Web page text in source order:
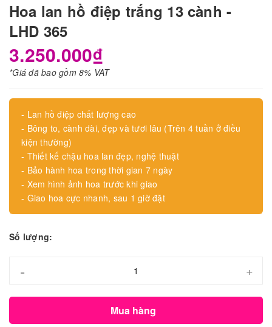
Hoa lan hồ điệp trắng 13 cành -
LHD 365
3.250.000₫
*Giá đã bao gồm 8% VAT
- Lan hồ điệp chất lượng cao
- Bông to, cành dài, đẹp và tươi lâu (Trên 4 tuần ở điều
kiện thường)
- Thiết kế chậu hoa lan đẹp, nghệ thuật
- Bảo hành hoa trong thời gian 7 ngày
- Xem hình ảnh hoa trước khi giao
- Giao hoa cực nhanh, sau 1 giờ đặt
Số lượng:
- +
Mua hàng